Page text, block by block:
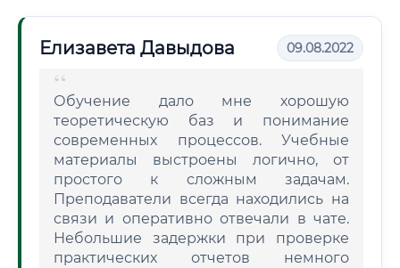
Елизавета Давыдова 09.08.2022
Обучение дало мне хорошую
теоретическую баз и понимание
современных процессов. Учебные
материалы выстроены логично, от
простого к сложным задачам.
Преподаватели всегда находились на
связи и оперативно отвечали в чате.
Небольшие задержки при проверке
практических отчетов немного